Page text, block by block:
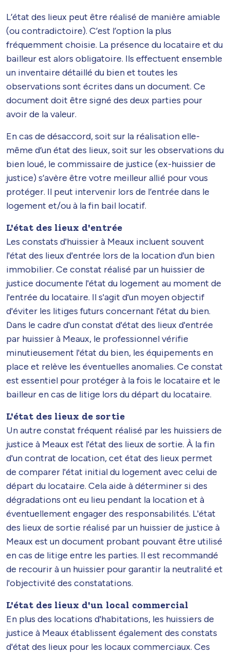
L’état des lieux peut être réalisé de manière amiable
(ou contradictoire). C’est l’option la plus
fréquemment choisie. La présence du locataire et du
bailleur est alors obligatoire. Ils effectuent ensemble
un inventaire détaillé du bien et toutes les
observations sont écrites dans un document. Ce
document doit être signé des deux parties pour
avoir de la valeur.
En cas de désaccord, soit sur la réalisation elle-
même d’un état des lieux, soit sur les observations du
bien loué, le commissaire de justice (ex-huissier de
justice) s’avère être votre meilleur allié pour vous
protéger. Il peut intervenir lors de l’entrée dans le
logement et/ou à la fin bail locatif.
L'état des lieux d'entrée
Les constats d'huissier à Meaux incluent souvent
l'état des lieux d'entrée lors de la location d'un bien
immobilier. Ce constat réalisé par un huissier de
justice documente l'état du logement au moment de
l'entrée du locataire. Il s'agit d'un moyen objectif
d'éviter les litiges futurs concernant l'état du bien.
Dans le cadre d'un constat d'état des lieux d'entrée
par huissier à Meaux, le professionnel vérifie
minutieusement l'état du bien, les équipements en
place et relève les éventuelles anomalies. Ce constat
est essentiel pour protéger à la fois le locataire et le
bailleur en cas de litige lors du départ du locataire.
L'état des lieux de sortie
Un autre constat fréquent réalisé par les huissiers de
justice à Meaux est l'état des lieux de sortie. À la fin
d'un contrat de location, cet état des lieux permet
de comparer l'état initial du logement avec celui de
départ du locataire. Cela aide à déterminer si des
dégradations ont eu lieu pendant la location et à
éventuellement engager des responsabilités. L'état
des lieux de sortie réalisé par un huissier de justice à
Meaux est un document probant pouvant être utilisé
en cas de litige entre les parties. Il est recommandé
de recourir à un huissier pour garantir la neutralité et
l'objectivité des constatations.
L'état des lieux d'un local commercial
En plus des locations d'habitations, les huissiers de
justice à Meaux établissent également des constats
d'état des lieux pour les locaux commerciaux. Ces